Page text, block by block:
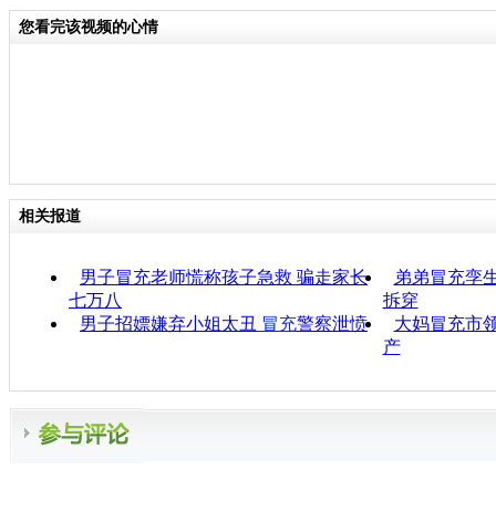
您看完该视频的心情
相关报道
男子冒充老师慌称孩子急救 骗走家长
七万八
弟弟冒充孪
拆穿
男子招嫖嫌弃小姐太丑 冒充警察泄愤
大妈冒充市
产